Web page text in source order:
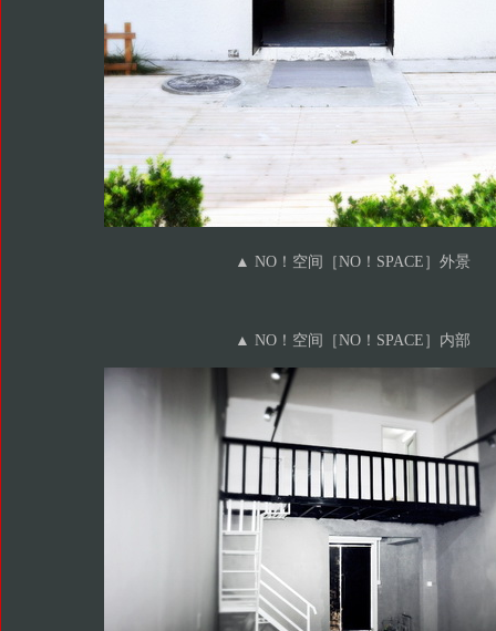
▲ NO！空间［NO！SPACE］外景
▲ NO！空间［NO！SPACE］内部